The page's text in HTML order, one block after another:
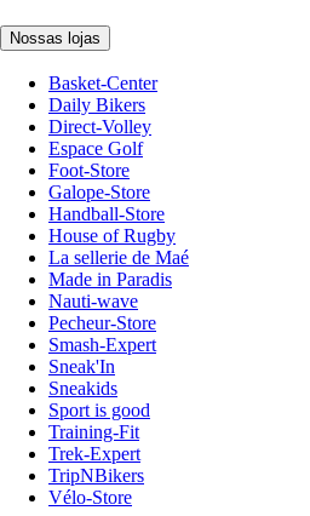
Nossas lojas
Basket-Center
Daily Bikers
Direct-Volley
Espace Golf
Foot-Store
Galope-Store
Handball-Store
House of Rugby
La sellerie de Maé
Made in Paradis
Nauti-wave
Pecheur-Store
Smash-Expert
Sneak'In
Sneakids
Sport is good
Training-Fit
Trek-Expert
TripNBikers
Vélo-Store